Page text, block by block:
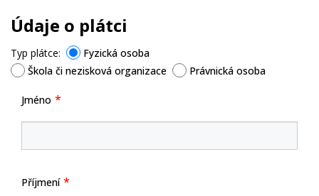
Údaje o plátci
Typ plátce:
Fyzická osoba
Škola či nezisková organizace
Právnická osoba
Jméno
Příjmení